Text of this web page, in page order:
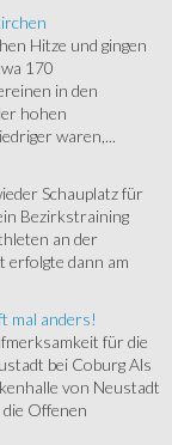
Hitze und gingen
170
in den
hohen
waren,...
Schauplatz für
Bezirkstraining
an der
erfolgte dann am
mal anders!
für die
bei Coburg Als
von Neustadt
Offenen